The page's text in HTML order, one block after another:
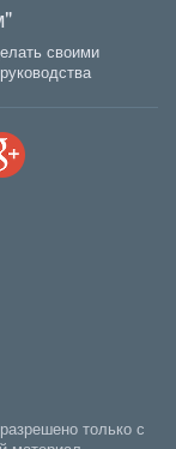
своими
только с